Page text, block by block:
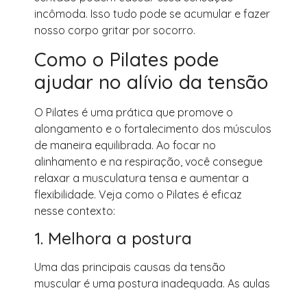
incômoda. Isso tudo pode se acumular e fazer
nosso corpo gritar por socorro.
Como o Pilates pode
ajudar no alívio da tensão
O Pilates é uma prática que promove o
alongamento e o fortalecimento dos músculos
de maneira equilibrada. Ao focar no
alinhamento e na respiração, você consegue
relaxar a musculatura tensa e aumentar a
flexibilidade. Veja como o Pilates é eficaz
nesse contexto:
1. Melhora a postura
Uma das principais causas da tensão
muscular é uma postura inadequada. As aulas